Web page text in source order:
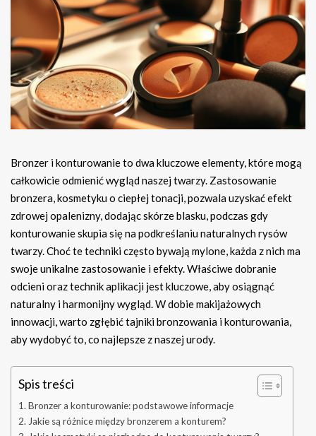
Bronzer i konturowanie to dwa kluczowe elementy, które mogą
całkowicie odmienić wygląd naszej twarzy. Zastosowanie
bronzera, kosmetyku o ciepłej tonacji, pozwala uzyskać efekt
zdrowej opalenizny, dodając skórze blasku, podczas gdy
konturowanie skupia się na podkreślaniu naturalnych rysów
twarzy. Choć te techniki często bywają mylone, każda z nich ma
swoje unikalne zastosowanie i efekty. Właściwe dobranie
odcieni oraz technik aplikacji jest kluczowe, aby osiągnąć
naturalny i harmonijny wygląd. W dobie makijażowych
innowacji, warto zgłębić tajniki bronzowania i konturowania,
aby wydobyć to, co najlepsze z naszej urody.
Spis treści
Bronzer a konturowanie: podstawowe informacje
Jakie są różnice między bronzerem a konturem?